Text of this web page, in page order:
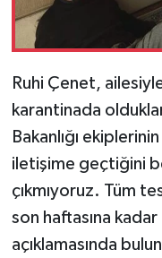
Ruhi Çenet,
karantinada
Bakanlığı
iletişime geçtiğini
çıkmıyoruz. Tüm
son haftasına
açıklamasında